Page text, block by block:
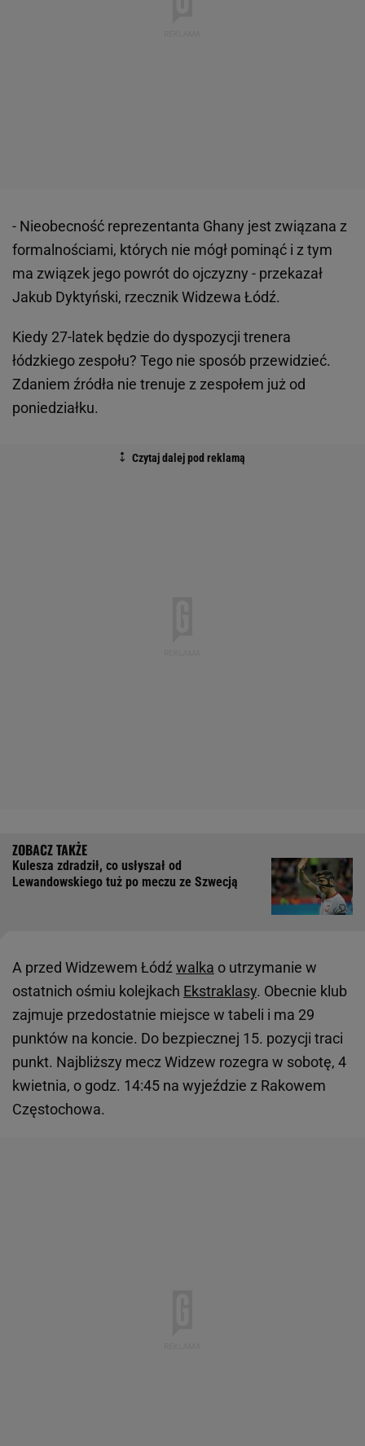
- Nieobecność reprezentanta Ghany jest związana z
formalnościami, których nie mógł pominąć i z tym
ma związek jego powrót do ojczyzny - przekazał
Jakub Dyktyński, rzecznik Widzewa Łódź.
Kiedy 27-latek będzie do dyspozycji trenera
łódzkiego zespołu? Tego nie sposób przewidzieć.
Zdaniem źródła nie trenuje z zespołem już od
poniedziałku.
Kulesza zdradził, co usłyszał od
Lewandowskiego tuż po meczu ze Szwecją
A przed Widzewem Łódź walka o utrzymanie w
ostatnich ośmiu kolejkach Ekstraklasy. Obecnie klub
zajmuje przedostatnie miejsce w tabeli i ma 29
punktów na koncie. Do bezpiecznej 15. pozycji traci
punkt. Najbliższy mecz Widzew rozegra w sobotę, 4
kwietnia, o godz. 14:45 na wyjeździe z Rakowem
Częstochowa.